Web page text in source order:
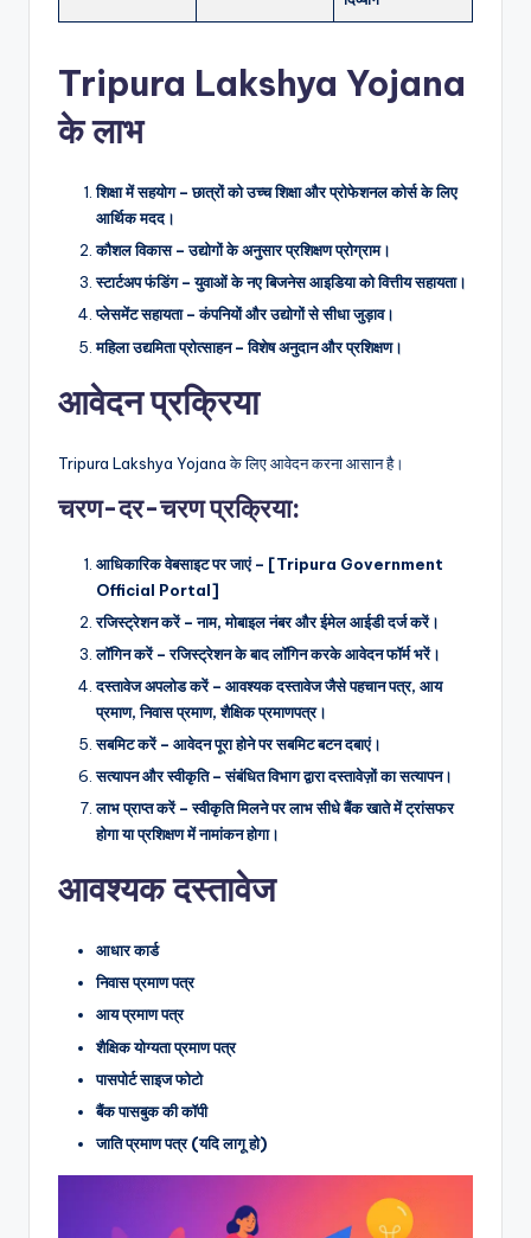
Tripura Lakshya Yojana
के लाभ
शिक्षा में सहयोग – छात्रों को उच्च शिक्षा और प्रोफेशनल कोर्स के लिए
आर्थिक मदद।
कौशल विकास – उद्योगों के अनुसार प्रशिक्षण प्रोग्राम।
स्टार्टअप फंडिंग – युवाओं के नए बिजनेस आइडिया को वित्तीय सहायता।
प्लेसमेंट सहायता – कंपनियों और उद्योगों से सीधा जुड़ाव।
महिला उद्यमिता प्रोत्साहन – विशेष अनुदान और प्रशिक्षण।
आवेदन प्रक्रिया
Tripura Lakshya Yojana के लिए आवेदन करना आसान है।
चरण-दर-चरण प्रक्रिया:
आधिकारिक वेबसाइट पर जाएं – [Tripura Government
Official Portal]
रजिस्ट्रेशन करें – नाम, मोबाइल नंबर और ईमेल आईडी दर्ज करें।
लॉगिन करें – रजिस्ट्रेशन के बाद लॉगिन करके आवेदन फॉर्म भरें।
दस्तावेज अपलोड करें – आवश्यक दस्तावेज जैसे पहचान पत्र, आय
प्रमाण, निवास प्रमाण, शैक्षिक प्रमाणपत्र।
सबमिट करें – आवेदन पूरा होने पर सबमिट बटन दबाएं।
सत्यापन और स्वीकृति – संबंधित विभाग द्वारा दस्तावेज़ों का सत्यापन।
लाभ प्राप्त करें – स्वीकृति मिलने पर लाभ सीधे बैंक खाते में ट्रांसफर
होगा या प्रशिक्षण में नामांकन होगा।
आवश्यक दस्तावेज
आधार कार्ड
निवास प्रमाण पत्र
आय प्रमाण पत्र
शैक्षिक योग्यता प्रमाण पत्र
पासपोर्ट साइज फोटो
बैंक पासबुक की कॉपी
जाति प्रमाण पत्र (यदि लागू हो)